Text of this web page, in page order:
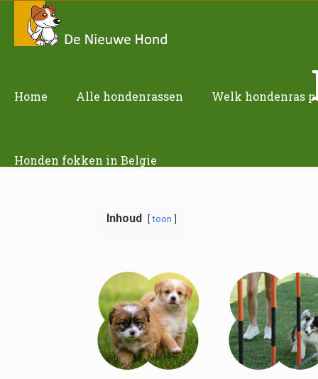
Home Alle hondenrassen Welk hondenras
Honden fokken in Belgie
Inhoud toon